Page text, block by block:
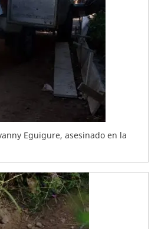
Eguigure, asesinado en la